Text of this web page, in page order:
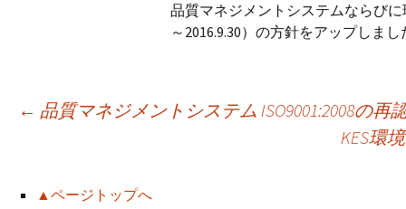
品質マネジメントシステムならび
～2016.9.30）の方針をアップしまし
投
稿
← 品質マネジメントシステム ISO9001:2008の再
KES環
▲ページトップへ